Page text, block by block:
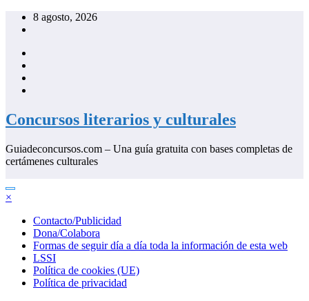
Saltar
8 agosto, 2026
Concursos literarios y culturales
Guiadeconcursos.com – Una guía gratuita con bases completas de
certámenes culturales
×
Contacto/Publicidad
Dona/Colabora
Formas de seguir día a día toda la información de esta web
LSSI
Política de cookies (UE)
Política de privacidad